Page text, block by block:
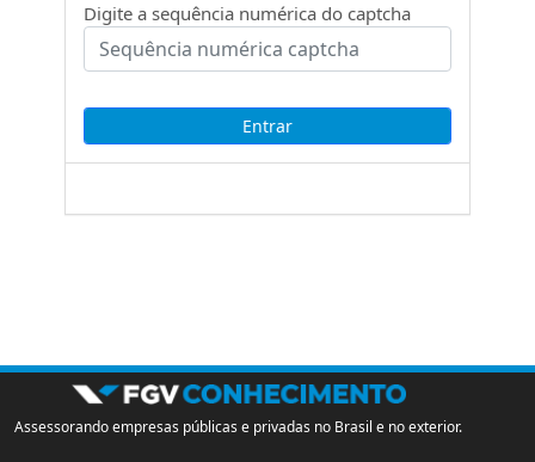
Digite a sequência numérica do captcha
Assessorando empresas públicas e privadas no Brasil e no exterior.